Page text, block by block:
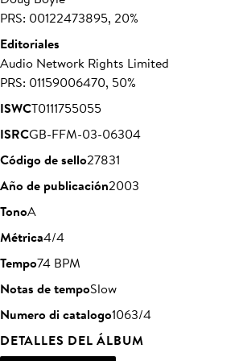
PRS: 00122473895, 20%
Editoriales
Audio Network Rights Limited
PRS: 01159006470, 50%
ISWCT0111755055
ISRCGB-FFM-03-06304
Código de sello27831
Año de publicación2003
TonoA
Métrica4/4
Tempo74 BPM
Notas de tempoSlow
Numero di catalogo1063/4
DETALLES DEL ÁLBUM